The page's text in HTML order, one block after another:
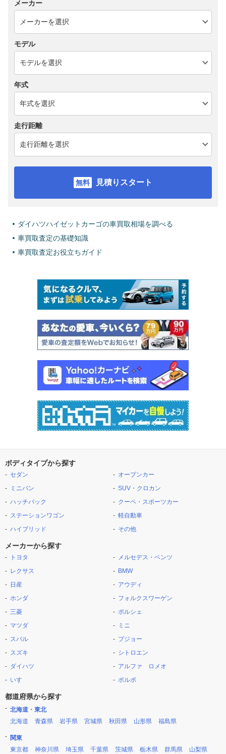
メーカー
モデル
年式
走行距離
見積りスタート
ダイハツハイゼットカーゴの車買取相場を調べる
車買取査定の基礎知識
車買取査定お役立ちガイド
ボディタイプから探す
セダン
ミニバン
ハッチバック
ステーションワゴン
ハイブリッド
オープンカー
SUV・クロカン
クーペ・スポーツカー
軽自動車
その他
メーカーから探す
トヨタ
レクサス
日産
ホンダ
三菱
マツダ
スバル
スズキ
ダイハツ
いすゞ
メルセデス・ベンツ
BMW
アウディ
フォルクスワーゲン
ポルシェ
ミニ
プジョー
シトロエン
アルファ ロメオ
ボルボ
都道府県から探す
北海道・東北
北海道
青森県 岩手県 宮城県 秋田県 山形県 福島県
関東
東京都
神奈川県 埼玉県 千葉県 茨城県 栃木県 群馬県 山梨県